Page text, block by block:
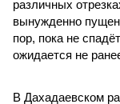
В Тляратинском
сообщение с
Унцукульском